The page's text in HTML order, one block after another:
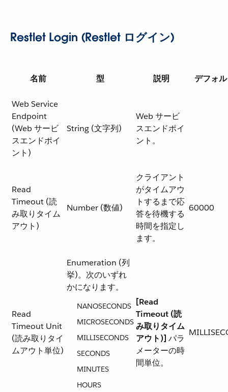
Restlet Login (Restlet ログイン)
名前 型 説明 デフォ
Web Service
Endpoint
(Web サービ
スエンドポイ
ント)
String (文字列)
Web サービ
スエンドポイ
ント。
Read
Timeout (読
み取りタイム
アウト)
Number (数値)
クライアント
がタイムアウ
トするまで応
答を待機する
時間を指定し
ます。
60000
Read
Timeout Unit
(読み取りタイ
ムアウト単位)
Enumeration (列
挙)。次のいずれ
かになります。
NANOSECONDS
MICROSECONDS
MILLISECONDS
SECONDS
MINUTES
HOURS
[Read
Timeout (読
み取りタイム
アウト)] ​ パラ
メーターの時
間単位。